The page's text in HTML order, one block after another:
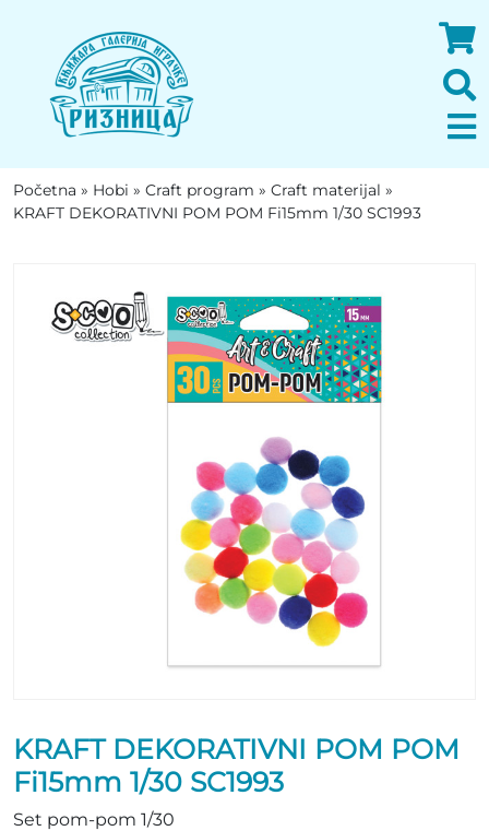
Početna » Hobi » Craft program » Craft materijal »
KRAFT DEKORATIVNI POM POM Fi15mm 1/30 SC1993
KRAFT DEKORATIVNI POM POM
Fi15mm 1/30 SC1993
Set pom-pom 1/30